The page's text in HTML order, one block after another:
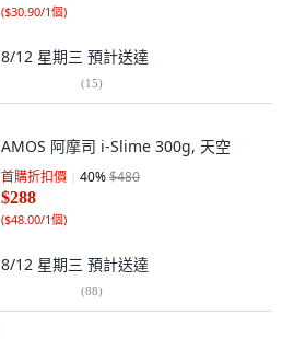
($30.90/1個)
8/12 星期三 預計送達
(15)
AMOS 阿摩司 i-Slime 300g, 天空
首購折扣價 40%$480
$288
($48.00/1個)
8/12 星期三 預計送達
(88)